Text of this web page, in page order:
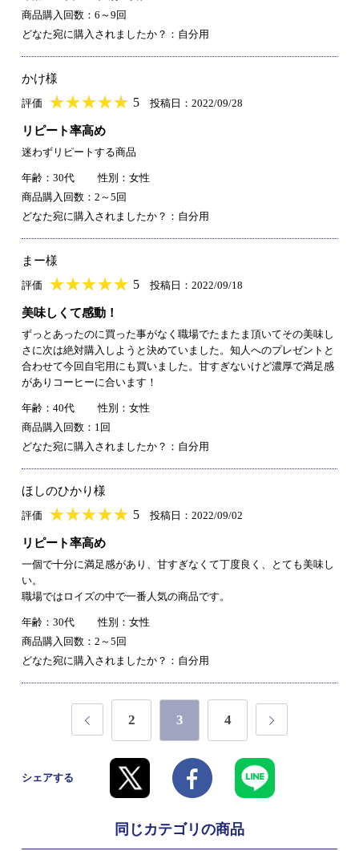
商品購入回数：6～9回
どなた宛に購入されましたか？：自分用
かけ様
評価 ★★★★★
★★★★★ 5 投稿日：2022/09/28
リピート率高め
迷わずリピートする商品
年齢：30代
性別：女性
商品購入回数：2～5回
どなた宛に購入されましたか？：自分用
まー様
評価 ★★★★★
★★★★★ 5 投稿日：2022/09/18
美味しくて感動！
ずっとあったのに買った事がなく職場でたまたま頂いてその美味し
さに次は絶対購入しようと決めていました。知人へのプレゼントと
合わせて今回自宅用にも買いました。甘すぎないけど濃厚で満足感
がありコーヒーに合います！
年齢：40代
性別：女性
商品購入回数：1回
どなた宛に購入されましたか？：自分用
ほしのひかり様
評価 ★★★★★
★★★★★ 5 投稿日：2022/09/02
リピート率高め
一個で十分に満足感があり、甘すぎなくて丁度良く、とても美味し
い。
職場ではロイズの中で一番人気の商品です。
年齢：30代
性別：女性
商品購入回数：2～5回
どなた宛に購入されましたか？：自分用
2 3 4
シェアする
同じカテゴリの商品